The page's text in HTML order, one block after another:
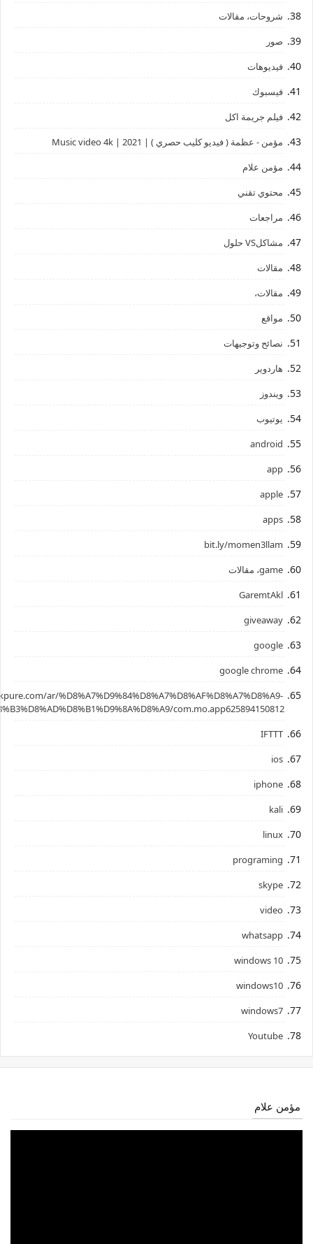
شروحات، مقالات
صور
فيديوهات
فيسبوك
فيلم جريمة اكل
مؤمن - عظمة ( فيديو كليب حصري ) | 2021 | Music video 4k
مؤمن علام
محتوي تقني
مراجعات
مشاكلVS حلول
مقالات
مقالات،
مواقع
نصائح وتوجيهات
هاردوير
ويندوز
يوتيوب
android
app
apple
apps
bit.ly/momen3llam
game، مقالات
GaremtAkl
giveaway
google
google chrome
ar/%D8%A7%D9%84%D8%A7%D8%AF%D8%A7%D8%A9-
com.mo.app625894150812
IFTTT
ios
iphone
kali
linux
programing
skype
video
whatsapp
windows 10
windows10
windows7
Youtube
مؤمن علام